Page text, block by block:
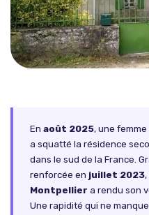
En août 2025, une femme
a squatté la résidence
dans le sud de la France.
renforcée en juillet 2023,
Montpellier a rendu son
Une rapidité qui ne